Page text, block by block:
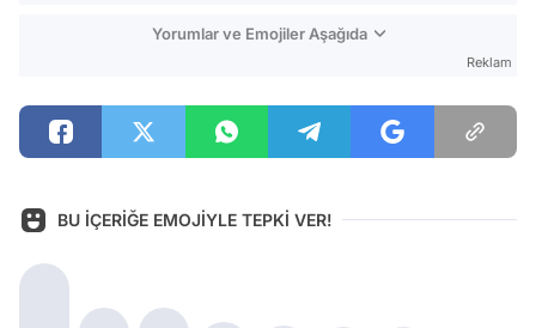
Yorumlar ve Emojiler Aşağıda
Reklam
BU İÇERİĞE EMOJİYLE TEPKİ VER!